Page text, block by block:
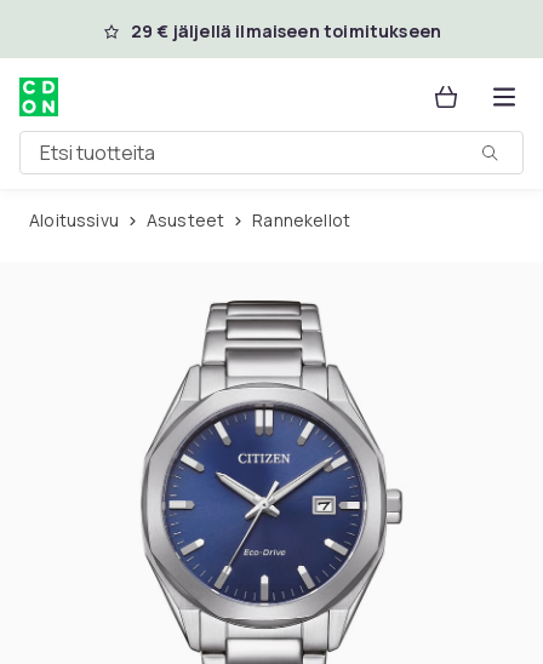
Ohita ja siirry pääsisältöön
29 € jäljellä ilmaiseen toimitukseen
Etsi tuotteita
Aloitussivu Asusteet Rannekellot